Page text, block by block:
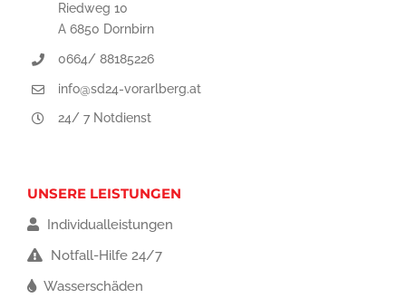
Riedweg 10
A 6850 Dornbirn
0664/ 88185226
info@sd24-vorarlberg.at
24/ 7 Notdienst
UNSERE LEISTUNGEN
Individualleistungen
Notfall-Hilfe 24/7
Wasserschäden